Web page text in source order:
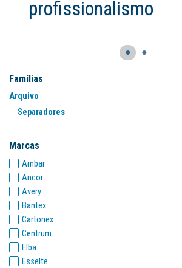
● ●
Famílias
Arquivo
Separadores
Marcas
Ambar
Ancor
Avery
Bantex
Cartonex
Centrum
Elba
Esselte